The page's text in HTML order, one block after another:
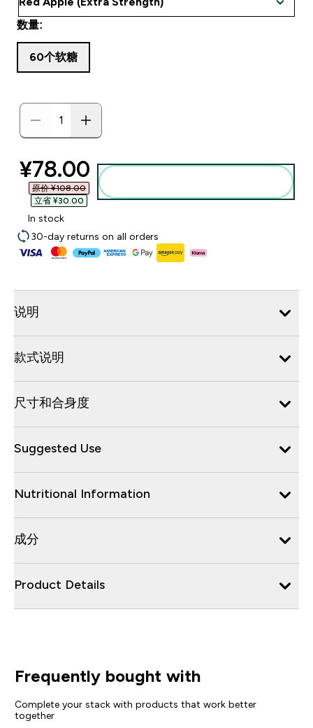
数量:
60个软糖
discounted price
¥78.00‎
原价 ¥108.00‎
立省 ¥30.00‎
In stock
30-day returns on all orders
说明
款式说明
尺寸和合身度
Suggested Use
Nutritional Information
成分
Product Details
Frequently bought with
Complete your stack with products that work better
together